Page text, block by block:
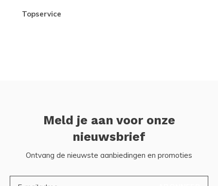
topservice
Meld je aan voor onze
nieuwsbrief
Ontvang de nieuwste aanbiedingen en promoties